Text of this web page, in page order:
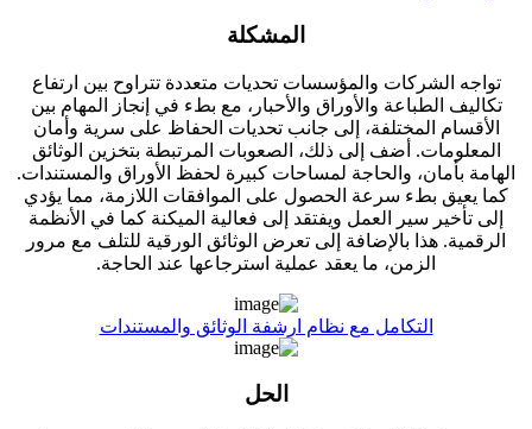
المشكلة
تواجه الشركات والمؤسسات تحديات متعددة تتراوح بين ارتفاع
تكاليف الطباعة والأوراق والأحبار، مع بطء في إنجاز المهام بين
الأقسام المختلفة، إلى جانب تحديات الحفاظ على سرية وأمان
المعلومات. أضف إلى ذلك، الصعوبات المرتبطة بتخزين الوثائق
الهامة بأمان، والحاجة لمساحات كبيرة لحفظ الأوراق والمستندات.
كما يعيق بطء سرعة الحصول على الموافقات اللازمة، مما يؤدي
إلى تأخير سير العمل ويفتقد إلى فعالية الميكنة كما في الأنظمة
الرقمية. هذا بالإضافة إلى تعرض الوثائق الورقية للتلف مع مرور
الزمن، ما يعقد عملية استرجاعها عند الحاجة.
التكامل مع نظام ارشفة الوثائق والمستندات
الحل